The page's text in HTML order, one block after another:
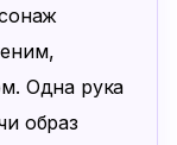
Одна рука
образ